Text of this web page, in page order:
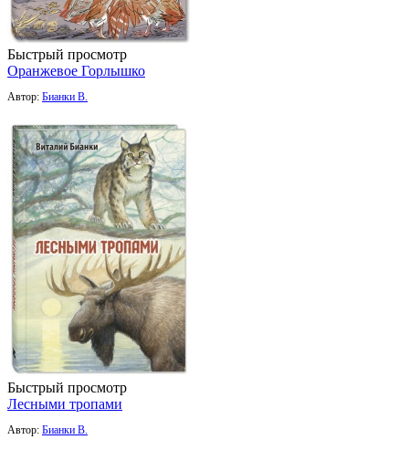
Быстрый просмотр
Оранжевое Горлышко
Автор: Бианки В.
Быстрый просмотр
Лесными тропами
Автор: Бианки В.